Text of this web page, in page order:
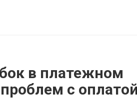
в платежном
с оплатой